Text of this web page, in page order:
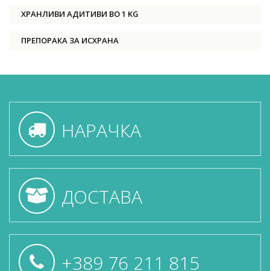
ХРАНЛИВИ АДИТИВИ ВО 1 KG
ПРЕПОРАКА ЗА ИСХРАНА
НАРАЧКА
ДОСТАВА
+389 76 211 815